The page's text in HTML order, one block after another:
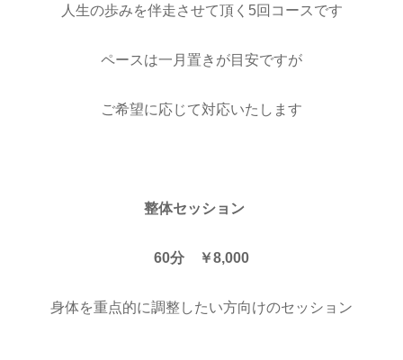
人生の歩みを伴走させて頂く5回コースです
ペースは一月置きが目安ですが
ご希望に応じて対応いたします
整体セッション
60分 ￥8,000
身体を重点的に調整したい方向けのセッション